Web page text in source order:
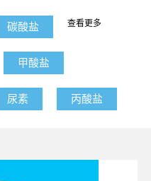
碳酸盐
甲酸盐
尿素 丙酸盐
查看更多